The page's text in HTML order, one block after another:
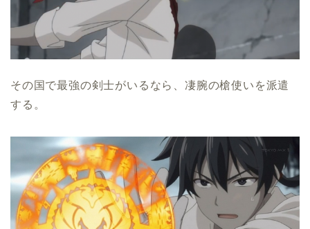
その国で最強の剣士がいるなら、凄腕の槍使いを派遣
する。